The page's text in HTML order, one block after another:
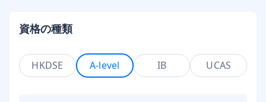
資格の種類
HKDSE A-level IB UCAS